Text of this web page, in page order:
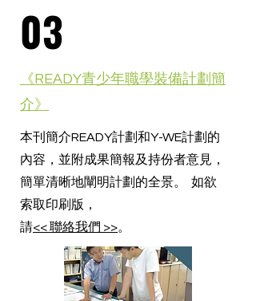
03
《READY青少年職學裝備計劃簡
介》
本刊簡介READY計劃和Y-WE計劃的
內容，並附成果簡報及持份者意見，
簡單清晰地闡明計劃的全景。 如欲
索取印刷版，
請<< 聯絡我們 >>。